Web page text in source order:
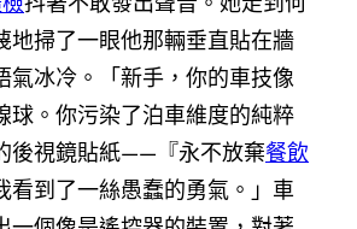
地掃了一眼他那輛垂直貼在牆
氣冰冷。「新手，你的車技像
球。你污染了泊車維度的純粹
後視鏡貼紙——『永不放棄餐飲
看到了一絲愚蠢的勇氣。」車